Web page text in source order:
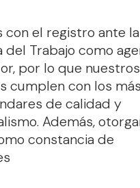
con el registro ante la
del Trabajo como
por lo que nuestros
cumplen con los más
de calidad y
Además,
constancia de